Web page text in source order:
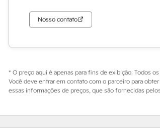
Nosso contato
* O preço aqui é apenas para fins de exibição. Todos
Você deve entrar em contato com o parceiro para
essas informações de preços, que são fornecidas